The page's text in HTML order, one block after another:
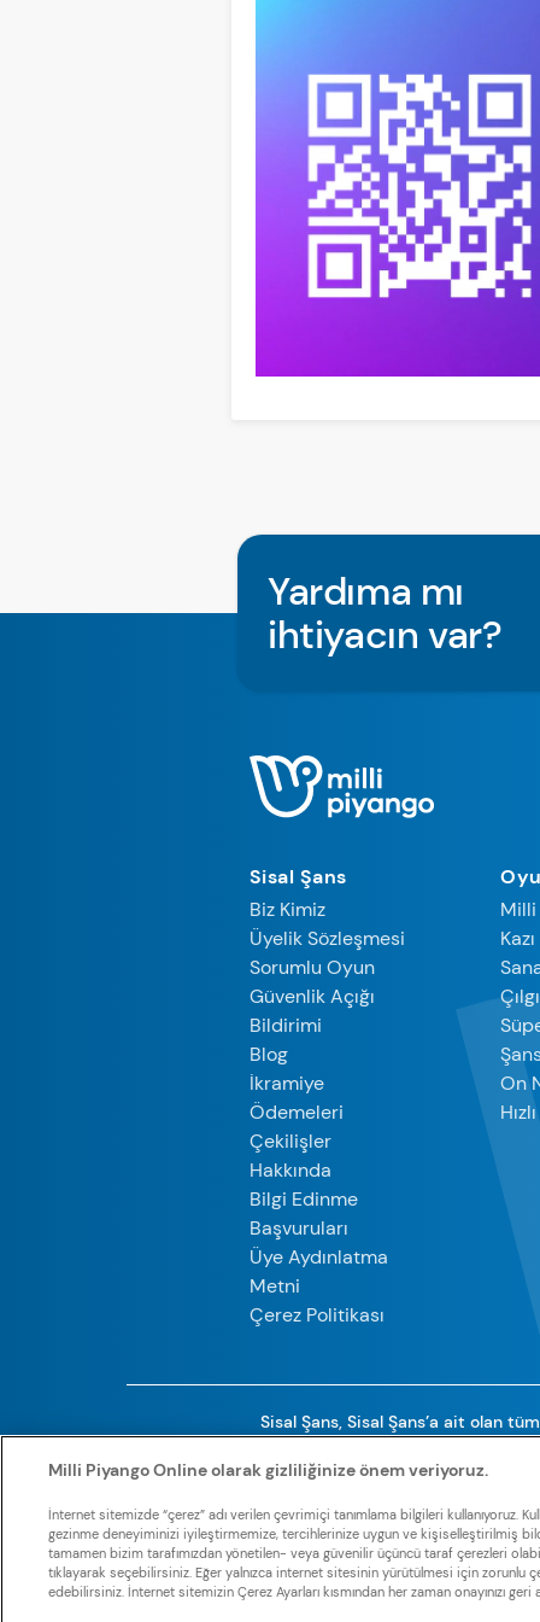
Yardıma mı
ihtiyacın var?
Sisal Şans
Biz Kimiz
Üyelik Sözleşmesi
Sorumlu Oyun
Güvenlik Açığı
Bildirimi
Blog
İkramiye
Ödemeleri
Çekilişler
Hakkında
Bilgi Edinme
Başvuruları
Üye Aydınlatma
Metni
Çerez Politikası
Milli
On
Sisal Şans, Sisal Şans’a ait olan
Milli Piyango Online olarak gizliliğinize önem veriyoruz.
İnternet sitemizde “çerez” adı verilen çevrimiçi tanımlama bilgileri kullanıyoruz.
gezinme deneyiminizi iyileştirmemize, tercihlerinize uygun ve kişiselleştirilmiş
tamamen bizim tarafımızdan yönetilen- veya güvenilir üçüncü taraf çerezleri
tıklayarak seçebilirsiniz. Eğer yalnızca internet sitesinin yürütülmesi için zorunlu
edebilirsiniz. İnternet sitemizin Çerez Ayarları kısmından her zaman onayınızı geri